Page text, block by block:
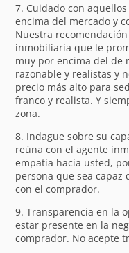
7. Cuidado con
encima del mercado y
Nuestra
inmobiliaria que le
muy por encima del de
razonable y realistas y
precio más alto para
franco y realista. Y
zona.
8. Indague sobre su
reúna con el agente
empatía hacia usted,
persona que sea
con el comprador.
9. Transparencia en la
estar presente en la
comprador. No acepte